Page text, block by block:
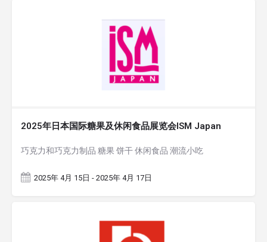
2025年日本国际糖果及休闲食品展览会ISM Japan
巧克力和巧克力制品 糖果 饼干 休闲食品 潮流小吃
2025年 4月 15日 - 2025年 4月 17日